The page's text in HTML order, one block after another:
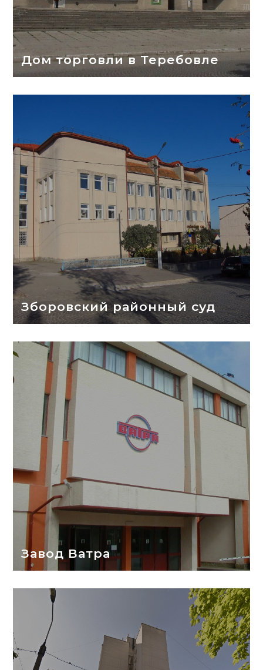
Дом торговли в Теребовле
Зборовский районный суд
Завод Ватра